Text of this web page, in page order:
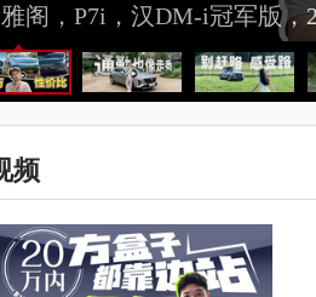
阁，P7i，汉DM-i冠军版，
频